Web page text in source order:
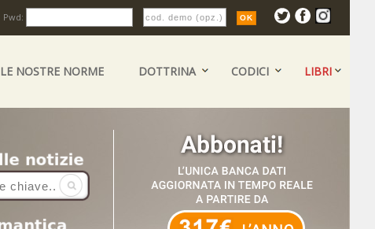
Pwd:
LE NOSTRE NORME DOTTRINA CODICI LIBRI